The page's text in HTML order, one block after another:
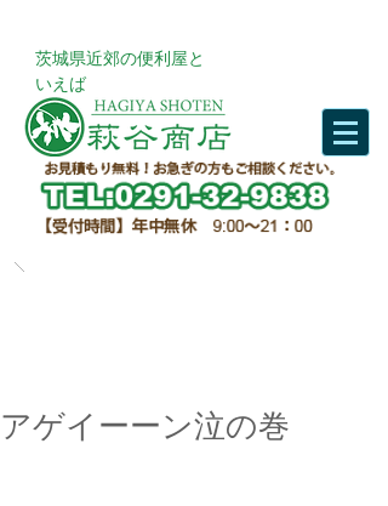
​茨城県近郊の便利屋と
いえば
アゲイーーン泣の巻